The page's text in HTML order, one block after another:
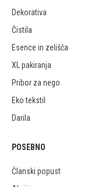
Dekorativa
Čistila
Esence in zelišča
XL pakiranja
Pribor za nego
Eko tekstil
Darila
POSEBNO
Članski popust